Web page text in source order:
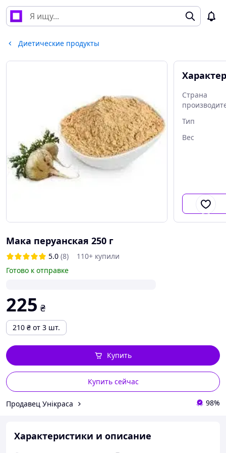
Диетические продукты
Страна
Тип
Вес
Мака перуанская 250 г
5.0 (8)
110+ купили
Готово к отправке
225 ₴
210 ₴ от 3 шт.
Купить сейчас
Купить
Продавец Унікраса 98%
Характеристики и описание